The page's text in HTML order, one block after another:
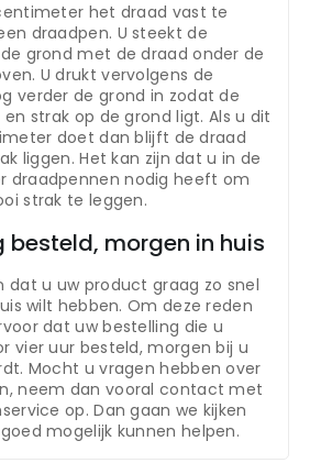
het draad vast te
draadpen. U steekt de
grond met de draad onder de
U drukt vervolgens de
verder de grond in zodat de
strak op de grond ligt. Als u dit
doet dan blijft de draad
liggen. Het kan zijn dat u in de
draadpennen nodig heeft om
strak te leggen.
morgen in huis
dat u uw product graag zo snel
wilt hebben. Om deze reden
dat uw bestelling die u
vier uur besteld, morgen bij u
Mocht u vragen hebben over
neem dan vooral contact met
op. Dan gaan we kijken
mogelijk kunnen helpen.